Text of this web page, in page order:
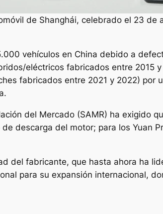
de Shanghái, celebrado el 23 de
vehículos en China debido a
eléctricos fabricados entre 2015
fabricados entre 2021 y 2022) por
del Mercado (SAMR) ha exigido
descarga del motor; para los Yuan
del fabricante, que hasta ahora ha
para su expansión internacional,